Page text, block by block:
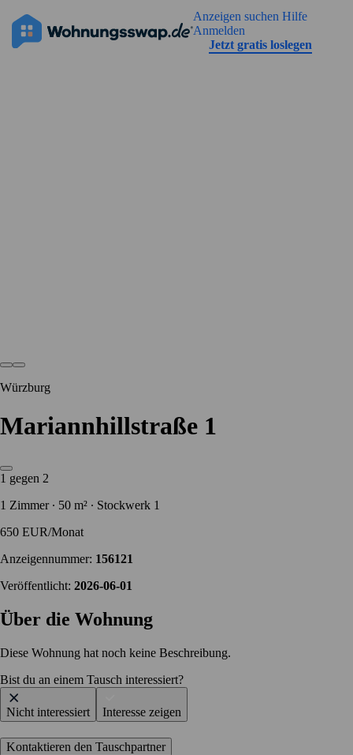
Anzeigen suchen Hilfe
Anmelden
Jetzt gratis loslegen
Die Anzeige hat noch keine Bilder
Straßenansicht
Würzburg
Mariannhillstraße 1
1 gegen 2
1 Zimmer ∙ 50 m² ∙ Stockwerk 1
650 EUR/Monat
Anzeigennummer: 156121
Veröffentlicht: 2026-06-01
Über die Wohnung
Diese Wohnung hat noch keine Beschreibung.
Bist du an einem Tausch interessiert?
Nicht interessiert Interesse zeigen
Kontaktieren den Tauschpartner